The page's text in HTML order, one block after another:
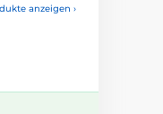
anzeigen ›